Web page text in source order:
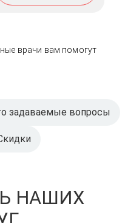
врачи вам помогут
задаваемые вопросы
НАШИХ